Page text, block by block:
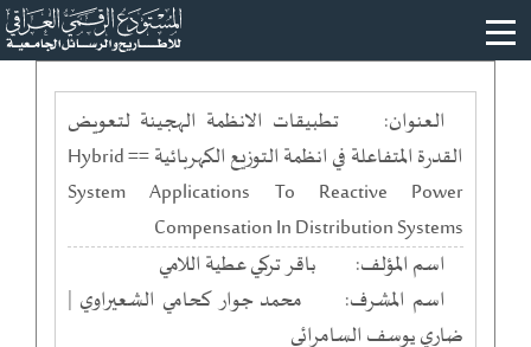
العنوان:
تطبيقات الانظمة الهجينة لتعويض
القدرة المتفاعلة في انظمة التوزيع الكهربائية == Hybrid
System Applications To Reactive Power
Compensation In Distribution Systems
اسم المؤلف:
باقر تركي عطية اللامي
اسم المشرف:
محمد جوار كحامي الشعيراوي |
ضاري يوسف السامرائي